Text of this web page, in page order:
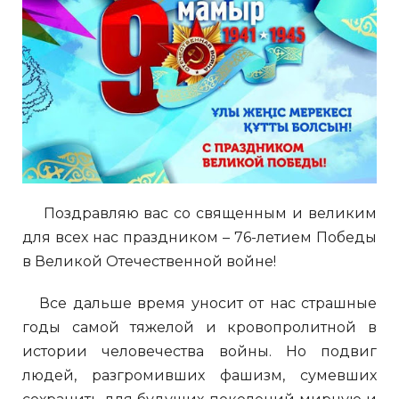
Поздравляю вас со священным и великим
для всех нас праздником – 76-летием Победы
в Великой Отечественной войне!
Все дальше время уносит от нас страшные
годы самой тяжелой и кровопролитной в
истории человечества войны. Но подвиг
людей, разгромивших фашизм, сумевших